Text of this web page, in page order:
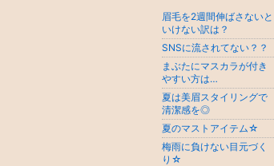
眉毛を2週間伸ばさないと
いけない訳は？
SNSに流されてない？？
まぶたにマスカラが付き
やすい方は…
夏は美眉スタイリングで
清潔感を◎
夏のマストアイテム☆
梅雨に負けない目元づく
り☆